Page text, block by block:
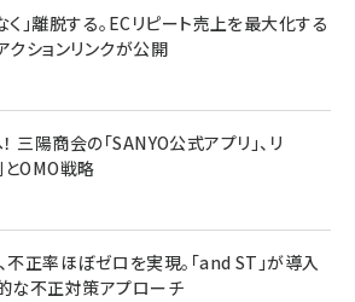
」離脱する。ECリピート売上を最大化する
クションリンクが公開
陽商会の「SANYO公式アプリ」、リ
OMO戦略
正率ほぼゼロを実現。「and ST」が導入
な不正対策アプローチ